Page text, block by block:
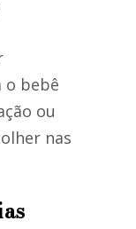
o bebê
ou
nas